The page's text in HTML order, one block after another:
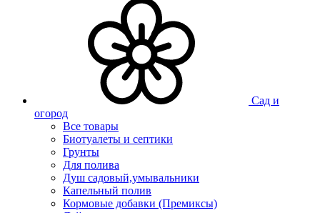
Сад и
огород
Все товары
Биотуалеты и септики
Грунты
Для полива
Душ садовый,умывальники
Капельный полив
Кормовые добавки (Премиксы)